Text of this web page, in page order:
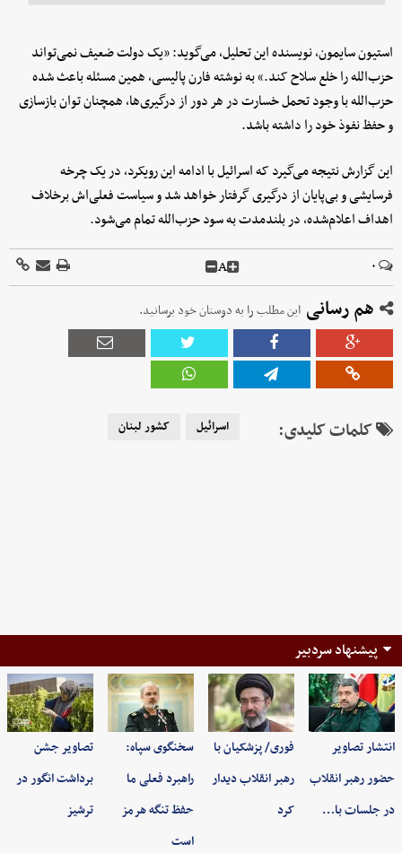
استیون سایمون، نویسنده این تحلیل، می‌گوید: «یک دولت ضعیف نمی‌تواند
حزب‌الله را خلع سلاح کند.» به نوشته فارن پالیسی، همین مسئله باعث شده
حزب‌الله با وجود تحمل خسارت در هر دور از درگیری‌ها، همچنان توان بازسازی
و حفظ نفوذ خود را داشته باشد.
این گزارش نتیجه می‌گیرد که اسرائیل با ادامه این رویکرد، در یک چرخه
فرسایشی و بی‌پایان از درگیری گرفتار خواهد شد و سیاست فعلی‌اش برخلاف
اهداف اعلام‌شده، در بلندمدت به سود حزب‌الله تمام می‌شود.
۰ A
هم رسانی این مطلب را به دوستان خود برسانید.
کلمات کلیدی: اسرائیل کشور لبنان
پیشنهاد سردبیر
انتشار تصاویر
حضور رهبر انقلاب
در جلسات با…
فوری/ پزشکیان با
رهبر انقلاب دیدار
کرد
سخنگوی سپاه:
راهبرد فعلی ما
حفظ تنگه هرمز
است
تصاویر جشن
برداشت انگور در
ترشیز